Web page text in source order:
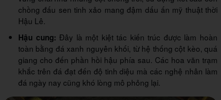
chồng đấu sen tinh xảo mang đậm dấu ấn mỹ thuật thời
Hậu Lê.
Hậu cung: Đây là một kiệt tác kiến trúc được làm hoàn
toàn bằng đá xanh nguyên khối, từ hệ thống cột kèo, quá
giang cho đến phần hồi hậu phía sau. Các hoa văn trạm
khắc trên đá đạt đến độ tinh diệu mà các nghệ nhân làm
đá ngày nay cũng khó lòng mô phỏng lại.